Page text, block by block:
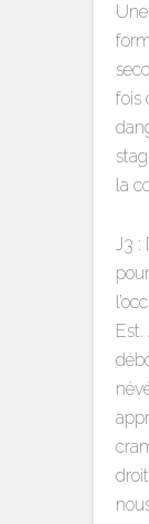
fois
la
J3 :
Est.